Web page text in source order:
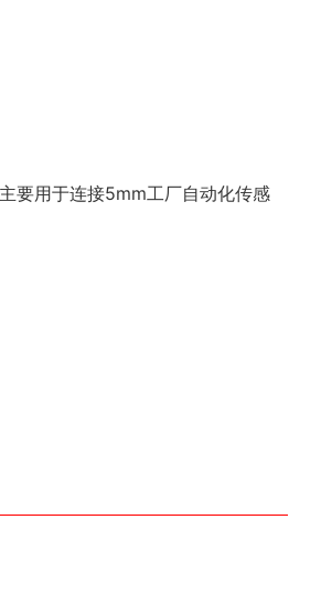
要用于连接5mm工厂自动化传感